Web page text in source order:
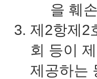
을 훼
제2항제2
회 등이
제공하는